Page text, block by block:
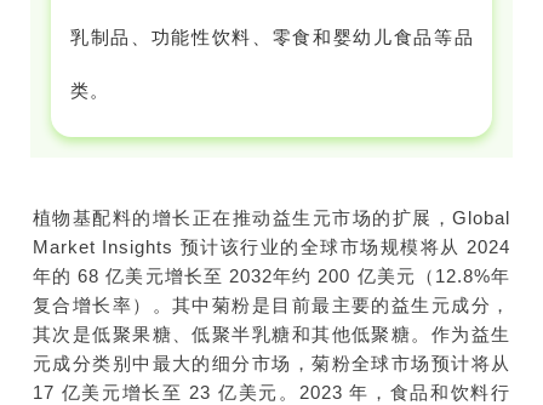
乳制品、功能性饮料、零食和婴幼儿食品等品
类。
植物基配料的增长正在推动益生元市场的扩展，Global
Market Insights 预计该行业的全球市场规模将从 2024
年的 68 亿美元增长至 2032年约 200 亿美元（12.8%年
复合增长率）。其中菊粉是目前最主要的益生元成分，
其次是低聚果糖、低聚半乳糖和其他低聚糖。作为益生
元成分类别中最大的细分市场，菊粉全球市场预计将从
17 亿美元增长至 23 亿美元。2023 年，食品和饮料行